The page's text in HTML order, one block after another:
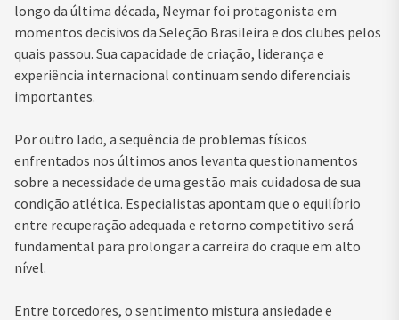
longo da última década, Neymar foi protagonista em
momentos decisivos da Seleção Brasileira e dos clubes pelos
quais passou. Sua capacidade de criação, liderança e
experiência internacional continuam sendo diferenciais
importantes.
Por outro lado, a sequência de problemas físicos
enfrentados nos últimos anos levanta questionamentos
sobre a necessidade de uma gestão mais cuidadosa de sua
condição atlética. Especialistas apontam que o equilíbrio
entre recuperação adequada e retorno competitivo será
fundamental para prolongar a carreira do craque em alto
nível.
Entre torcedores, o sentimento mistura ansiedade e